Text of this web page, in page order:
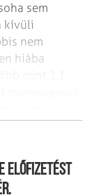
sem
kívüli
nem
hiába
előfizetést